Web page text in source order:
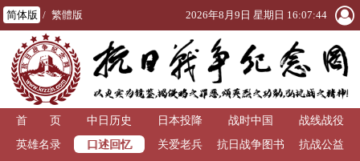
简体版 / 繁體版 2026年8月9日 星期日 16:07:45
首 页 中日历史 日本投降 战时中国
战线战役
英雄名录
口述回忆 关爱老兵
抗日战争图书
抗战公益